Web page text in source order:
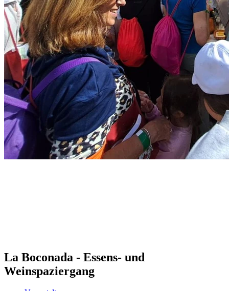
La Boconada - Essens- und
Weinspaziergang